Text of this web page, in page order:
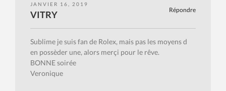
JANVIER 16, 2019
Répondre
VITRY
Sublime je suis fan de Rolex, mais pas les moyens d
en possèder une, alors merçi pour le rêve.
BONNE soirée
Veronique